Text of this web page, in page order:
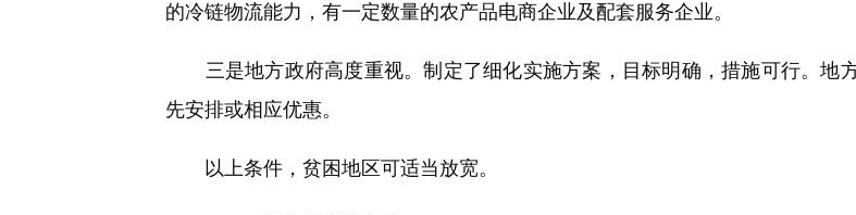
的冷链物流能力，有一定数量的农产品电商企业及配套服务企业。
三是地方政府高度重视。制定了细化实施方案，目标明确，措施可行。地
先安排或相应优惠。
以上条件，贫困地区可适当放宽。